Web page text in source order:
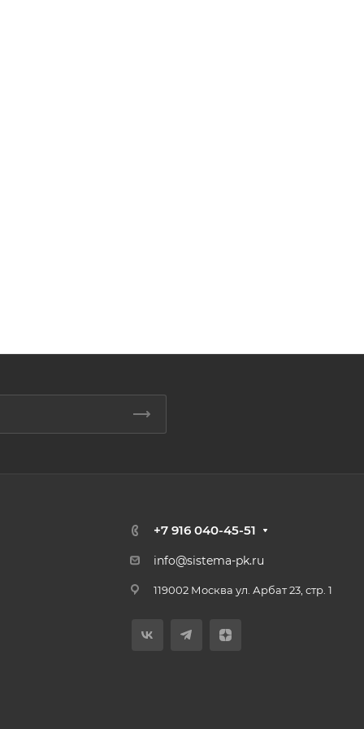
+7 916 040-45-51
info@sistema-pk.ru
119002 Москва ул. Арбат 23, стр. 1